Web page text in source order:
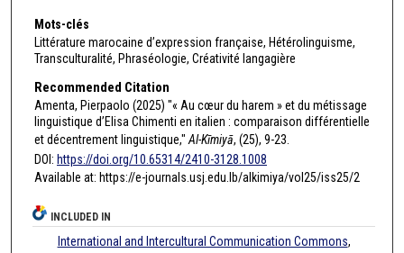
Mots-clés
Littérature marocaine d’expression française, Hétérolinguisme,
Transculturalité, Phraséologie, Créativité langagière
Recommended Citation
Amenta, Pierpaolo (2025) "« Au cœur du harem » et du métissage
linguistique d’Elisa Chimenti en italien : comparaison différentielle
et décentrement linguistique," Al-Kīmiyā, (25), 9-23.
DOI: https://doi.org/10.65314/2410-3128.1008
Available at: https://e-journals.usj.edu.lb/alkimiya/vol25/iss25/2
INCLUDED IN
International and Intercultural Communication Commons,